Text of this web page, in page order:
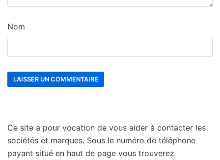
Nom
Ce site a pour vocation de vous aider à contacter les
sociétés et marques. Sous le numéro de téléphone
payant situé en haut de page vous trouverez